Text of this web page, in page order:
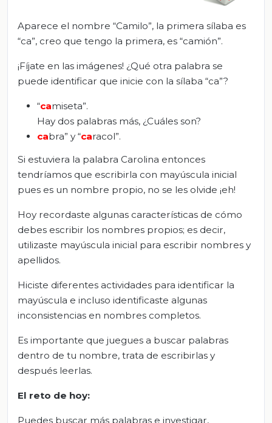
Aparece el nombre “Camilo”, la primera sílaba es
“ca”, creo que tengo la primera, es “camión”.
¡Fíjate en las imágenes! ¿Qué otra palabra se
puede identificar que inicie con la sílaba “ca”?
“camiseta”.
Hay dos palabras más, ¿Cuáles son?
cabra” y “caracol”.
Si estuviera la palabra Carolina entonces
tendríamos que escribirla con mayúscula inicial
pues es un nombre propio, no se les olvide ¡eh!
Hoy recordaste algunas características de cómo
debes escribir los nombres propios; es decir,
utilizaste mayúscula inicial para escribir nombres y
apellidos.
Hiciste diferentes actividades para identificar la
mayúscula e incluso identificaste algunas
inconsistencias en nombres completos.
Es importante que juegues a buscar palabras
dentro de tu nombre, trata de escribirlas y
después leerlas.
El reto de hoy:
Puedes buscar más palabras e investigar,